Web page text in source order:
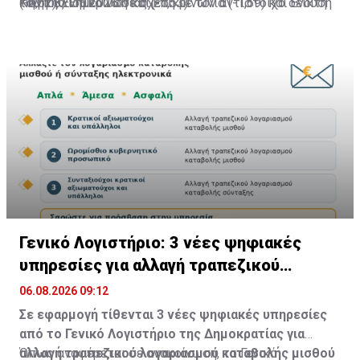
(-2,62), Ενημέρωση και Επικοινωνία (-1,69) και Ένδυση
Κινητής Επικοινωνίας (-1,53).
του Ιουλίου 2026 σε σχέση με τον αντίστοιχο δείκτη
Πηγή: ΚΥΠΕ
Γενικό Λογιστήριο: 3 νέες ψηφιακές
υπηρεσίες για αλλαγή τραπεζικού
λογαριασμού
06.08.2026 09:12
Σε εφαρμογή τίθενται 3 νέες ψηφιακές υπηρεσίες
από το Γενικό Λογιστήριο της Δημοκρατίας για
αλλαγή τραπεζικού λογαριασμού καταβολής μισθού
Όπως αναφέρεται σε ανακοίνωση, το Γενικό